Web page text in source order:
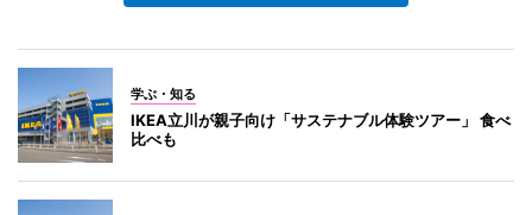
学ぶ・知る
IKEA立川が親子向け「サステナブル体験ツアー」 食べ
比べも